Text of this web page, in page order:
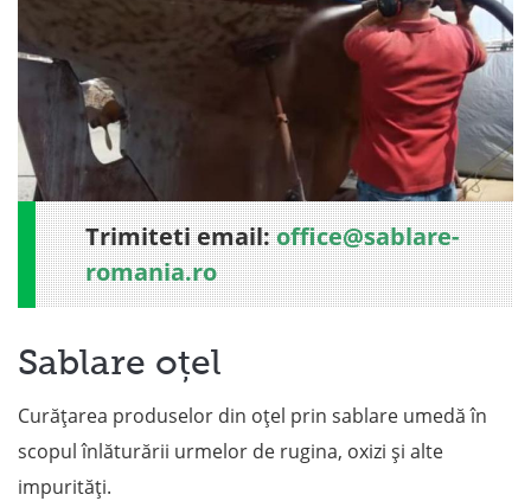
Trimiteti email:office@sablare-
romania.ro
Sablare oțel
Curățarea produselor din oțel prin sablare umedă în
scopul înlăturării urmelor de rugina, oxizi și alte
impurități.